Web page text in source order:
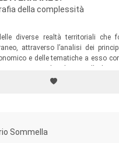
della complessità
diverse realtà territoriali che
attraverso l’analisi dei
e delle tematiche a esso
storica filtrata alla luce del
Sommella